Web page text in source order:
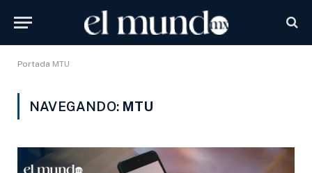
Portada MTU
NAVEGANDO: MTU